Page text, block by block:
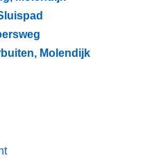
Molendijk